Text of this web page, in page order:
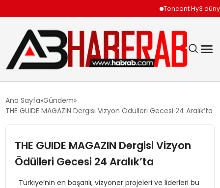
Tencent Hy3 dünya
SIYASET
Ana Sayfa Gündem
THE GUIDE MAGAZIN Dergisi Vizyon Ödülleri Gecesi 24 Aralık’ta
THE GUIDE MAGAZIN Dergisi Vizyon
Ödülleri Gecesi 24 Aralık’ta
Türkiye’nin en başarılı, vizyoner projeleri ve liderleri bu